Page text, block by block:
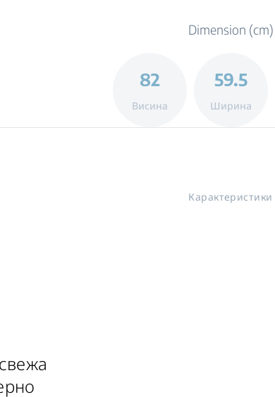
Dimension (cm)
82
Висина
59.5
Ширина
Карактеристики